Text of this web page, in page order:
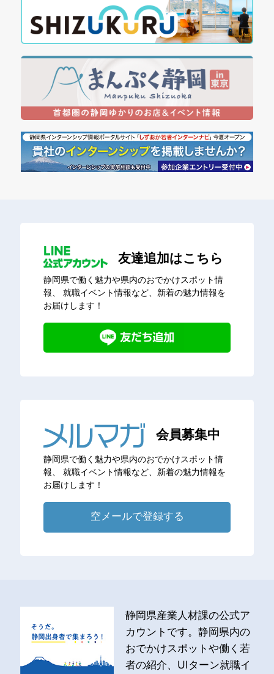
友達追加はこちら
静岡県で働く魅力や県内のおでかけスポット情
報、
就職イベント情報など、新着の魅力情報を
お届けします！
会員募集中
静岡県で働く魅力や県内のおでかけスポット情
報、
就職イベント情報など、新着の魅力情報を
お届けします！
空メールで登録する
静岡県産業人材課の公式ア
カウントです。静岡県内の
おでかけスポットや働く若
者の紹介、UIターン就職イ